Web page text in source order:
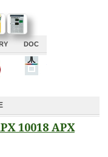
DOC
10018 APX